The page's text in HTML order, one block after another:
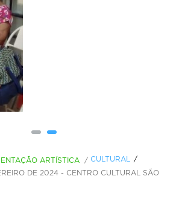
ARTÍSTICA / CULTURAL
DE 2024 - CENTRO CULTURAL SÃO